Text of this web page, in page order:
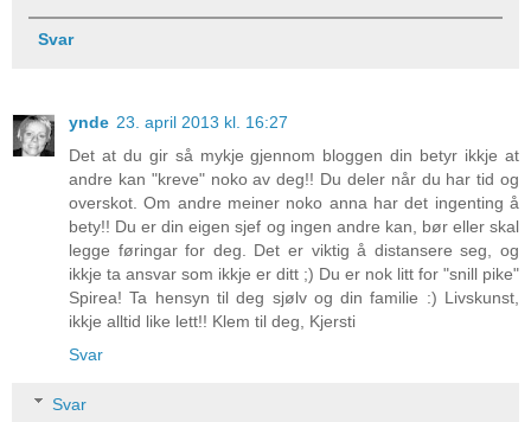
Svar
ynde 23. april 2013 kl. 16:27
Det at du gir så mykje gjennom bloggen din betyr ikkje at
andre kan "kreve" noko av deg!! Du deler når du har tid og
overskot. Om andre meiner noko anna har det ingenting å
bety!! Du er din eigen sjef og ingen andre kan, bør eller skal
legge føringar for deg. Det er viktig å distansere seg, og
ikkje ta ansvar som ikkje er ditt ;) Du er nok litt for "snill pike"
Spirea! Ta hensyn til deg sjølv og din familie :) Livskunst,
ikkje alltid like lett!! Klem til deg, Kjersti
Svar
Svar